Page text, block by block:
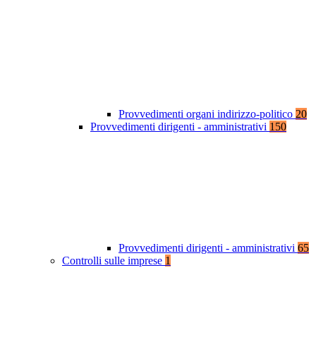
Provvedimenti organi indirizzo-politico 20
Provvedimenti dirigenti - amministrativi 150
Provvedimenti dirigenti - amministrativi 65
Controlli sulle imprese 1